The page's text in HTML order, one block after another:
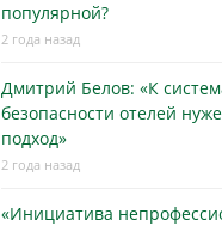
популярной?
2 года назад
Дмитрий Белов: «К
безопасности отелей
подход»
2 года назад
«Инициатива